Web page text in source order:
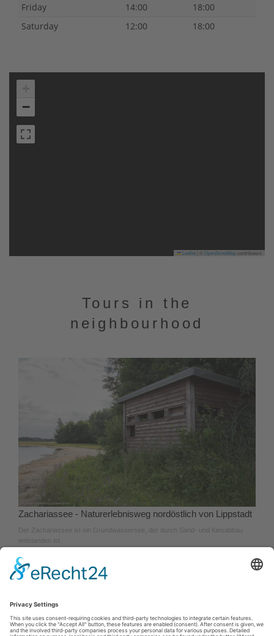
Friday
14:00
18:00
Saturday
12:00 18:00
−
Leaflet OpenStreetMapcontributors
Tours in the
neighbourhood
Zachariassee - Naturerlebnisweg nordöstlich von Lippstadt
Der Zachariassee ist ein Grundwassersee, der durch Sand- und Kiesabbau
entstanden ist.